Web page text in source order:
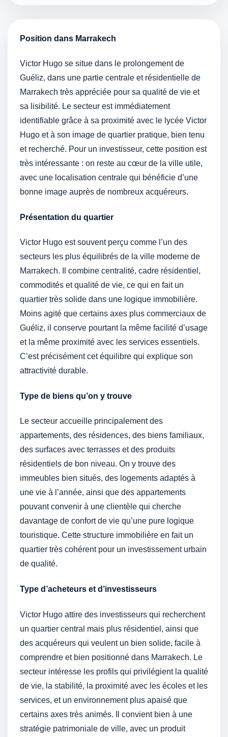
Position dans Marrakech
Victor Hugo se situe dans le prolongement de
Guéliz, dans une partie centrale et résidentielle de
Marrakech très appréciée pour sa qualité de vie et
sa lisibilité. Le secteur est immédiatement
identifiable grâce à sa proximité avec le lycée Victor
Hugo et à son image de quartier pratique, bien tenu
et recherché. Pour un investisseur, cette position est
très intéressante : on reste au cœur de la ville utile,
avec une localisation centrale qui bénéficie d’une
bonne image auprès de nombreux acquéreurs.
Présentation du quartier
Victor Hugo est souvent perçu comme l’un des
secteurs les plus équilibrés de la ville moderne de
Marrakech. Il combine centralité, cadre résidentiel,
commodités et qualité de vie, ce qui en fait un
quartier très solide dans une logique immobilière.
Moins agité que certains axes plus commerciaux de
Guéliz, il conserve pourtant la même facilité d’usage
et la même proximité avec les services essentiels.
C’est précisément cet équilibre qui explique son
attractivité durable.
Type de biens qu’on y trouve
Le secteur accueille principalement des
appartements, des résidences, des biens familiaux,
des surfaces avec terrasses et des produits
résidentiels de bon niveau. On y trouve des
immeubles bien situés, des logements adaptés à
une vie à l’année, ainsi que des appartements
pouvant convenir à une clientèle qui cherche
davantage de confort de vie qu’une pure logique
touristique. Cette structure immobilière en fait un
quartier très cohérent pour un investissement urbain
de qualité.
Type d’acheteurs et d’investisseurs
Victor Hugo attire des investisseurs qui recherchent
un quartier central mais plus résidentiel, ainsi que
des acquéreurs qui veulent un bien solide, facile à
comprendre et bien positionné dans Marrakech. Le
secteur intéresse les profils qui privilégient la qualité
de vie, la stabilité, la proximité avec les écoles et les
services, et un environnement plus apaisé que
certains axes très animés. Il convient bien à une
stratégie patrimoniale de ville, avec un produit